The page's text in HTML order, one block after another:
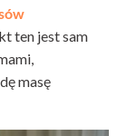
ten jest sam
masę